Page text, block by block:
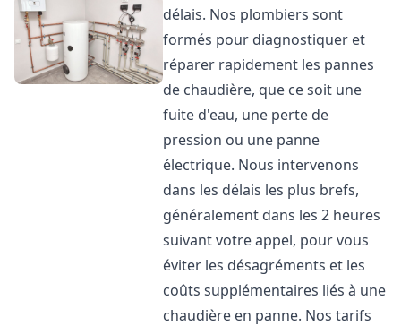
délais. Nos plombiers sont
formés pour diagnostiquer et
réparer rapidement les pannes
de chaudière, que ce soit une
fuite d'eau, une perte de
pression ou une panne
électrique. Nous intervenons
dans les délais les plus brefs,
généralement dans les 2 heures
suivant votre appel, pour vous
éviter les désagréments et les
coûts supplémentaires liés à une
chaudière en panne. Nos tarifs